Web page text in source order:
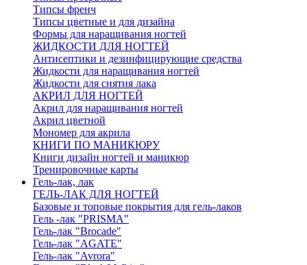
Типсы френч
Типсы цветные и для дизайна
Формы для наращивания ногтей
ЖИДКОСТИ ДЛЯ НОГТЕЙ
Антисептики и дезинфицирующие средства
Жидкости для наращивания ногтей
Жидкости для снятия лака
АКРИЛ ДЛЯ НОГТЕЙ
Акрил для наращивания ногтей
Акрил цветной
Мономер для акрила
КНИГИ ПО МАНИКЮРУ
Книги дизайн ногтей и маникюр
Тренировочные карты
Гель-лак, лак
ГЕЛЬ-ЛАК ДЛЯ НОГТЕЙ
Базовые и топовые покрытия для гель-лаков
Гель -лак "PRISMA"
Гель-лак "Brocade"
Гель-лак "AGATE"
Гель-лак "Avrora"